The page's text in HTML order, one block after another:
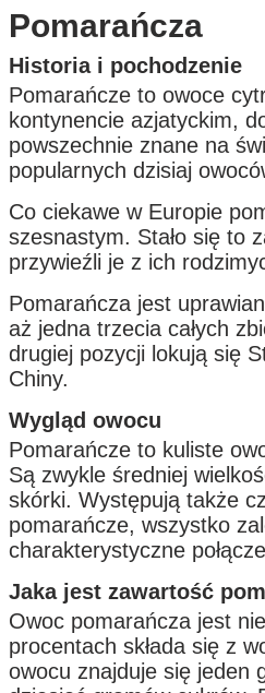
Pomarańcza
Historia i pochodzenie
Pomarańcze to owoce
kontynencie azjatyckim,
powszechnie znane na
popularnych dzisiaj
Co ciekawe w Europie
szesnastym. Stało się to
przywieźli je z ich
Pomarańcza jest
aż jedna trzecia całych
drugiej pozycji lokują się
Chiny.
Wygląd owocu
Pomarańcze to kuliste
Są zwykle średniej
skórki. Występują także
pomarańcze, wszystko
charakterystyczne
Jaka jest zawartość
Owoc pomarańcza jest
procentach składa się z
owocu znajduje się jeden